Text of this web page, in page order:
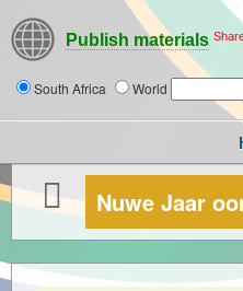
Publish materials
South Africa World
Nuwe Jaar